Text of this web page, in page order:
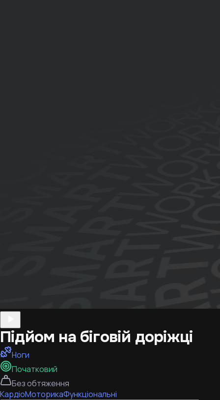
Підйом на біговій доріжці
Ноги
Початковий
Без обтяження
КардіоМоторикаФункціональні